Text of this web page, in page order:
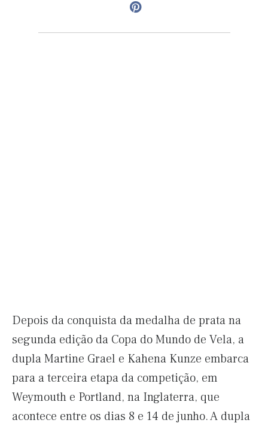
Depois da conquista da medalha de prata na
segunda edição da Copa do Mundo de Vela, a
dupla Martine Grael e Kahena Kunze embarca
para a terceira etapa da competição, em
Weymouth e Portland, na Inglaterra, que
acontece entre os dias 8 e 14 de junho. A dupla